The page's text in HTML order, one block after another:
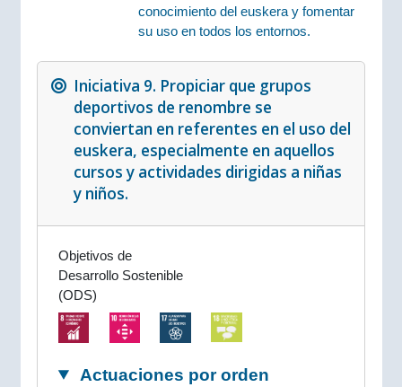
conocimiento del euskera y fomentar
su uso en todos los entornos.
Iniciativa 9. Propiciar que grupos
deportivos de renombre se
conviertan en referentes en el uso del
euskera, especialmente en aquellos
cursos y actividades dirigidas a niñas
y niños.
Objetivos de
Desarrollo Sostenible
(ODS)
Actuaciones por orden